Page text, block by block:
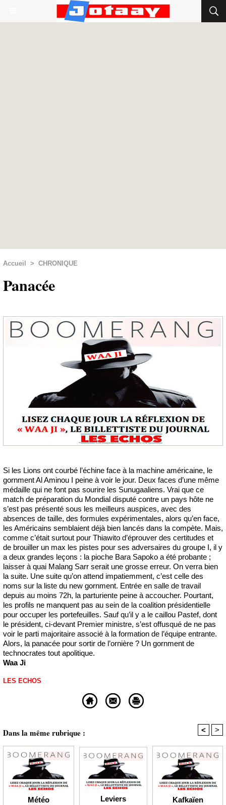
Accueil > CHRONIQUE
Panacée
Si les Lions ont courbé l’échine face à la machine américaine, le
gornment Al Aminou I peine à voir le jour. Deux faces d’une même
médaille qui ne font pas sourire les Sunugaaliens. Vrai que ce
match de préparation du Mondial disputé contre un pays hôte ne
s’est pas présenté sous les meilleurs auspices, avec des
absences de taille, des formules expérimentales, alors qu’en face,
les Américains semblaient déjà bien lancés dans la compète. Mais,
comme c’était surtout pour Thiawito d’éprouver des certitudes et
de brouiller un max les pistes pour ses adversaires du groupe I, il y
a deux grandes leçons : la pioche Bara Sapoko a été probante ;
laisser à quai Malang Sarr serait une grosse erreur. On verra bien
la suite. Une suite qu’on attend impatiemment, c’est celle des
noms sur la liste du new gornment. Entrée en salle de travail
depuis au moins 72h, la parturiente peine à accoucher. Pourtant,
les profils ne manquent pas au sein de la coalition présidentielle
pour occuper les portefeuilles. Sauf qu’il y a le caillou Pastef, dont
le président, ci-devant Premier ministre, s’est offusqué de ne pas
voir le parti majoritaire associé à la formation de l’équipe entrante.
Alors, la panacée pour sortir de l’ornière ? Un gornment de
technocrates tout apolitique.
Waa Ji
LES ECHOS
Dans la même rubrique : < >
Météo Leviers Kafkaïen